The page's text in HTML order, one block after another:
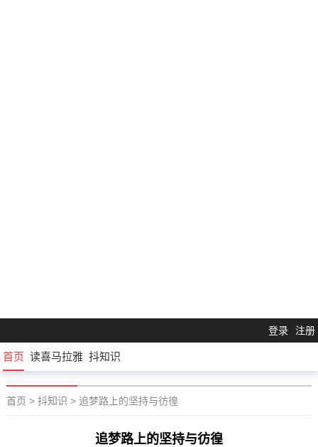
登录 注册
首页 读喜马拉雅 抖知识
首页 > 抖知识 > 追梦路上的坚持与彷徨
追梦路上的坚持与彷徨